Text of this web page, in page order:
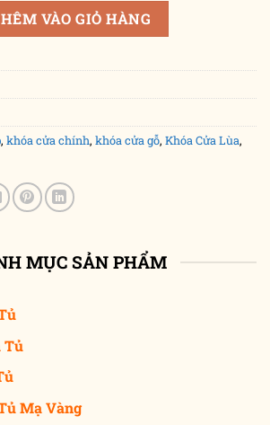
24K (Màu Vàng) số lượng
VÀO GIỎ HÀNG
, khóa cửa chính, khóa cửa gỗ, Khóa Cửa Lùa,
MỤC SẢN PHẨM
Tủ
Mạ Vàng